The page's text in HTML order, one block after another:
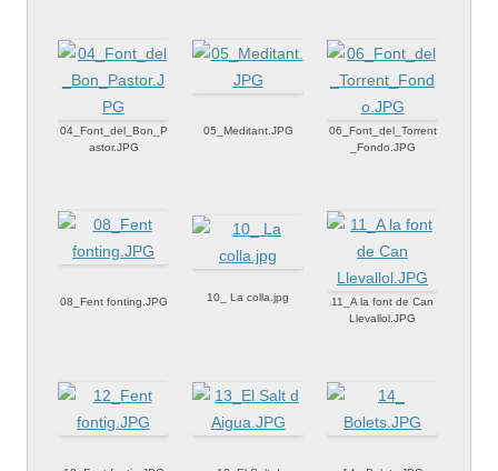
04_Font_del_Bon_P
astor.JPG
05_Meditant.JPG
06_Font_del_Torrent
_Fondo.JPG
08_Fent fonting.JPG 10_ La colla.jpg
11_A la font de Can
Llevallol.JPG